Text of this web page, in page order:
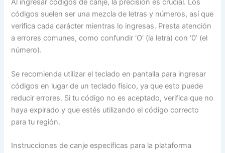
Al ingresar códigos de canje, la precisión es crucial. Los
códigos suelen ser una mezcla de letras y números, así que
verifica cada carácter mientras lo ingresas. Presta atención
a errores comunes, como confundir ‘O’ (la letra) con ‘0’ (el
número).
Se recomienda utilizar el teclado en pantalla para ingresar
códigos en lugar de un teclado físico, ya que esto puede
reducir errores. Si tu código no es aceptado, verifica que no
haya expirado y que estés utilizando el código correcto
para tu región.
Instrucciones de canje específicas para la plataforma